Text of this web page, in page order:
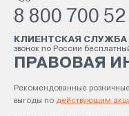
8 800 700 52
КЛИЕНТСКАЯ СЛУЖБА
звонок по России
ПРАВОВАЯ
Рекомендованные
выгоды по действующим